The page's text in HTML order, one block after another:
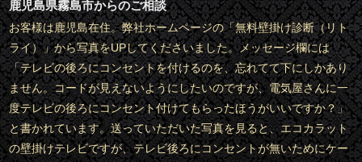
鹿児島県霧島市からのご相談
お客様は鹿児島在住。弊社ホームページの「無料壁掛け診断（リト
ライ）」から写真をUPしてくださいました。メッセージ欄には
「テレビの後ろにコンセントを付けるのを、忘れてて下にしかあり
ません。コードが見えないようにしたいのですが、電気屋さんに一
度テレビの後ろにコンセント付けてもらったほうがいいですか？」
と書かれています。送っていただいた写真を見ると、エコカラット
の壁掛けテレビですが、テレビ後ろにコンセントが無いためにケー